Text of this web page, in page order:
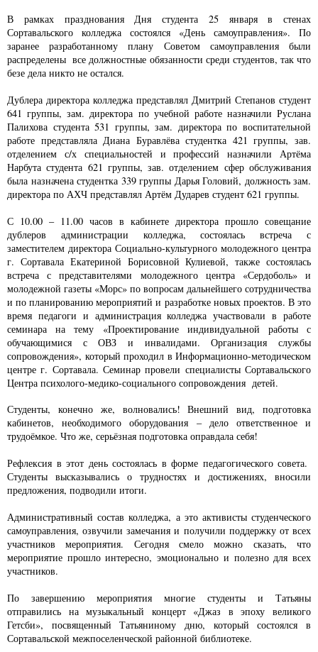
В рамках празднования Дня студента 25 января в стенах
Сортавальского колледжа состоялся «День самоуправления». По
заранее разработанному плану Советом самоуправления были
распределены все должностные обязанности среди студентов, так что
безе дела никто не остался.
Дублера директора колледжа представлял Дмитрий Степанов студент
641 группы, зам. директора по учебной работе назначили Руслана
Палихова студента 531 группы, зам. директора по воспитательной
работе представляла Диана Буравлёва студентка 421 группы, зав.
отделением с/х специальностей и профессий назначили Артёма
Нарбута студента 621 группы, зав. отделением сфер обслуживания
была назначена студентка 339 группы Дарья Головий, должность зам.
директора по АХЧ представлял Артём Дударев студент 621 группы.
С 10.00 – 11.00 часов в кабинете директора прошло совещание
дублеров администрации колледжа, состоялась встреча с
заместителем директора Социально-культурного молодежного центра
г. Сортавала Екатериной Борисовной Кулиевой, также состоялась
встреча с представителями молодежного центра «Сердоболь» и
молодежной газеты «Морс» по вопросам дальнейшего сотрудничества
и по планированию мероприятий и разработке новых проектов. В это
время педагоги и администрация колледжа участвовали в работе
семинара на тему «Проектирование индивидуальной работы с
обучающимися с ОВЗ и инвалидами. Организация службы
сопровождения», который проходил в Информационно-методическом
центре г. Сортавала. Семинар провели специалисты Сортавальского
Центра психолого-медико-социального сопровождения детей.
Студенты, конечно же, волновались! Внешний вид, подготовка
кабинетов, необходимого оборудования – дело ответственное и
трудоёмкое. Что же, серьёзная подготовка оправдала себя!
Рефлексия в этот день состоялась в форме педагогического совета.
Студенты высказывались о трудностях и достижениях, вносили
предложения, подводили итоги.
Административный состав колледжа, а это активисты студенческого
самоуправления, озвучили замечания и получили поддержку от всех
участников мероприятия. Сегодня смело можно сказать, что
мероприятие прошло интересно, эмоционально и полезно для всех
участников.
По завершению мероприятия многие студенты и Татьяны
отправились на музыкальный концерт «Джаз в эпоху великого
Гетсби», посвященный Татьяниному дню, который состоялся в
Сортавальской межпоселенческой районной библиотеке.